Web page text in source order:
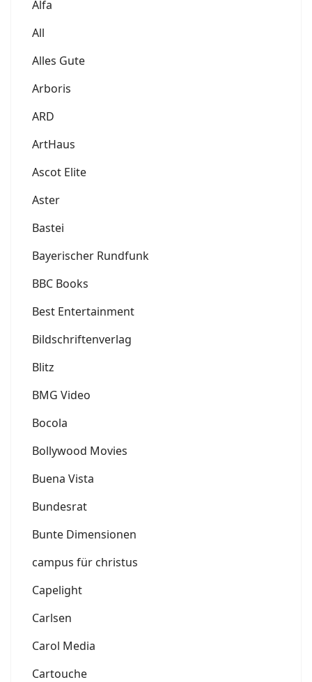
Alfa
All
Alles Gute
Arboris
ARD
ArtHaus
Ascot Elite
Aster
Bastei
Bayerischer Rundfunk
BBC Books
Best Entertainment
Bildschriftenverlag
Blitz
BMG Video
Bocola
Bollywood Movies
Buena Vista
Bundesrat
Bunte Dimensionen
campus für christus
Capelight
Carlsen
Carol Media
Cartouche